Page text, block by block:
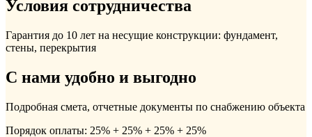
Условия сотрудничества
Гарантия до 10 лет на несущие конструкции: фундамент,
стены, перекрытия
С нами удобно и выгодно
Подробная смета, отчетные документы по снабжению объекта
Порядок оплаты: 25% + 25% + 25% + 25%